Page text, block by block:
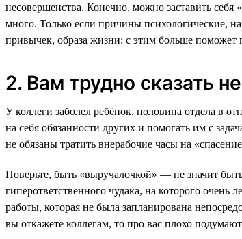
несовершенства. Конечно, можно заставить
много. Только если причины психологические,
привычек, образа жизни: с этим больше поможет
2. Вам трудно сказать
У коллеги заболел ребёнок, половина отдела в
на себя обязанности других и помогать им с
не обязаны тратить внерабочие часы на
Поверьте, быть «выручалочкой» — не значит
гиперответственного чудака, на которого
работы, которая не была запланирована
вы откажете коллегам, то про вас плохо